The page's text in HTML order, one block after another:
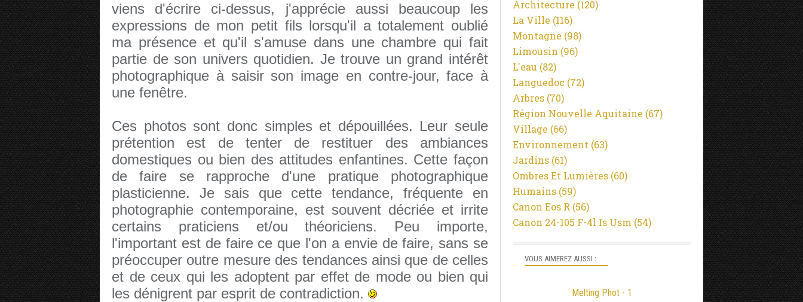
viens d'écrire ci-dessus, j'apprécie aussi beaucoup les
expressions de mon petit fils lorsqu'il a totalement oublié
ma présence et qu'il s'amuse dans une chambre qui fait
partie de son univers quotidien. Je trouve un grand intérêt
photographique à saisir son image en contre-jour, face à
une fenêtre.
Ces photos sont donc simples et dépouillées. Leur seule
prétention est de tenter de restituer des ambiances
domestiques ou bien des attitudes enfantines. Cette façon
de faire se rapproche d'une pratique photographique
plasticienne. Je sais que cette tendance, fréquente en
photographie contemporaine, est souvent décriée et irrite
certains praticiens et/ou théoriciens. Peu importe,
l'important est de faire ce que l'on a envie de faire, sans se
préoccuper outre mesure des tendances ainsi que de celles
et de ceux qui les adoptent par effet de mode ou bien qui
les dénigrent par esprit de contradiction.
VOUS AIMEREZ AUSSI :
Melting Phot - 1
Architecture (120)
La Ville (116)
Montagne (98)
Limousin (96)
L'eau (82)
Languedoc (72)
Arbres (70)
Région Nouvelle Aquitaine (67)
Village (66)
Environnement (63)
Jardins (61)
Ombres Et Lumières (60)
Humains (59)
Canon Eos R (56)
Canon 24-105 F-4l Is Usm (54)